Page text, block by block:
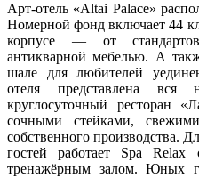
Арт-отель «Altai Palace»
Номерной фонд включает 44
корпусе — от
антикварной мебелью. А
шале для любителей
отеля представлена вся
круглосуточный ресторан
сочными стейками,
собственного производства.
гостей работает Spa
тренажёрным залом. Юных